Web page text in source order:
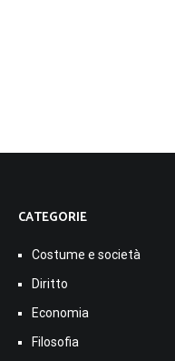
CATEGORIE
Costume e società
Diritto
Economia
Filosofia